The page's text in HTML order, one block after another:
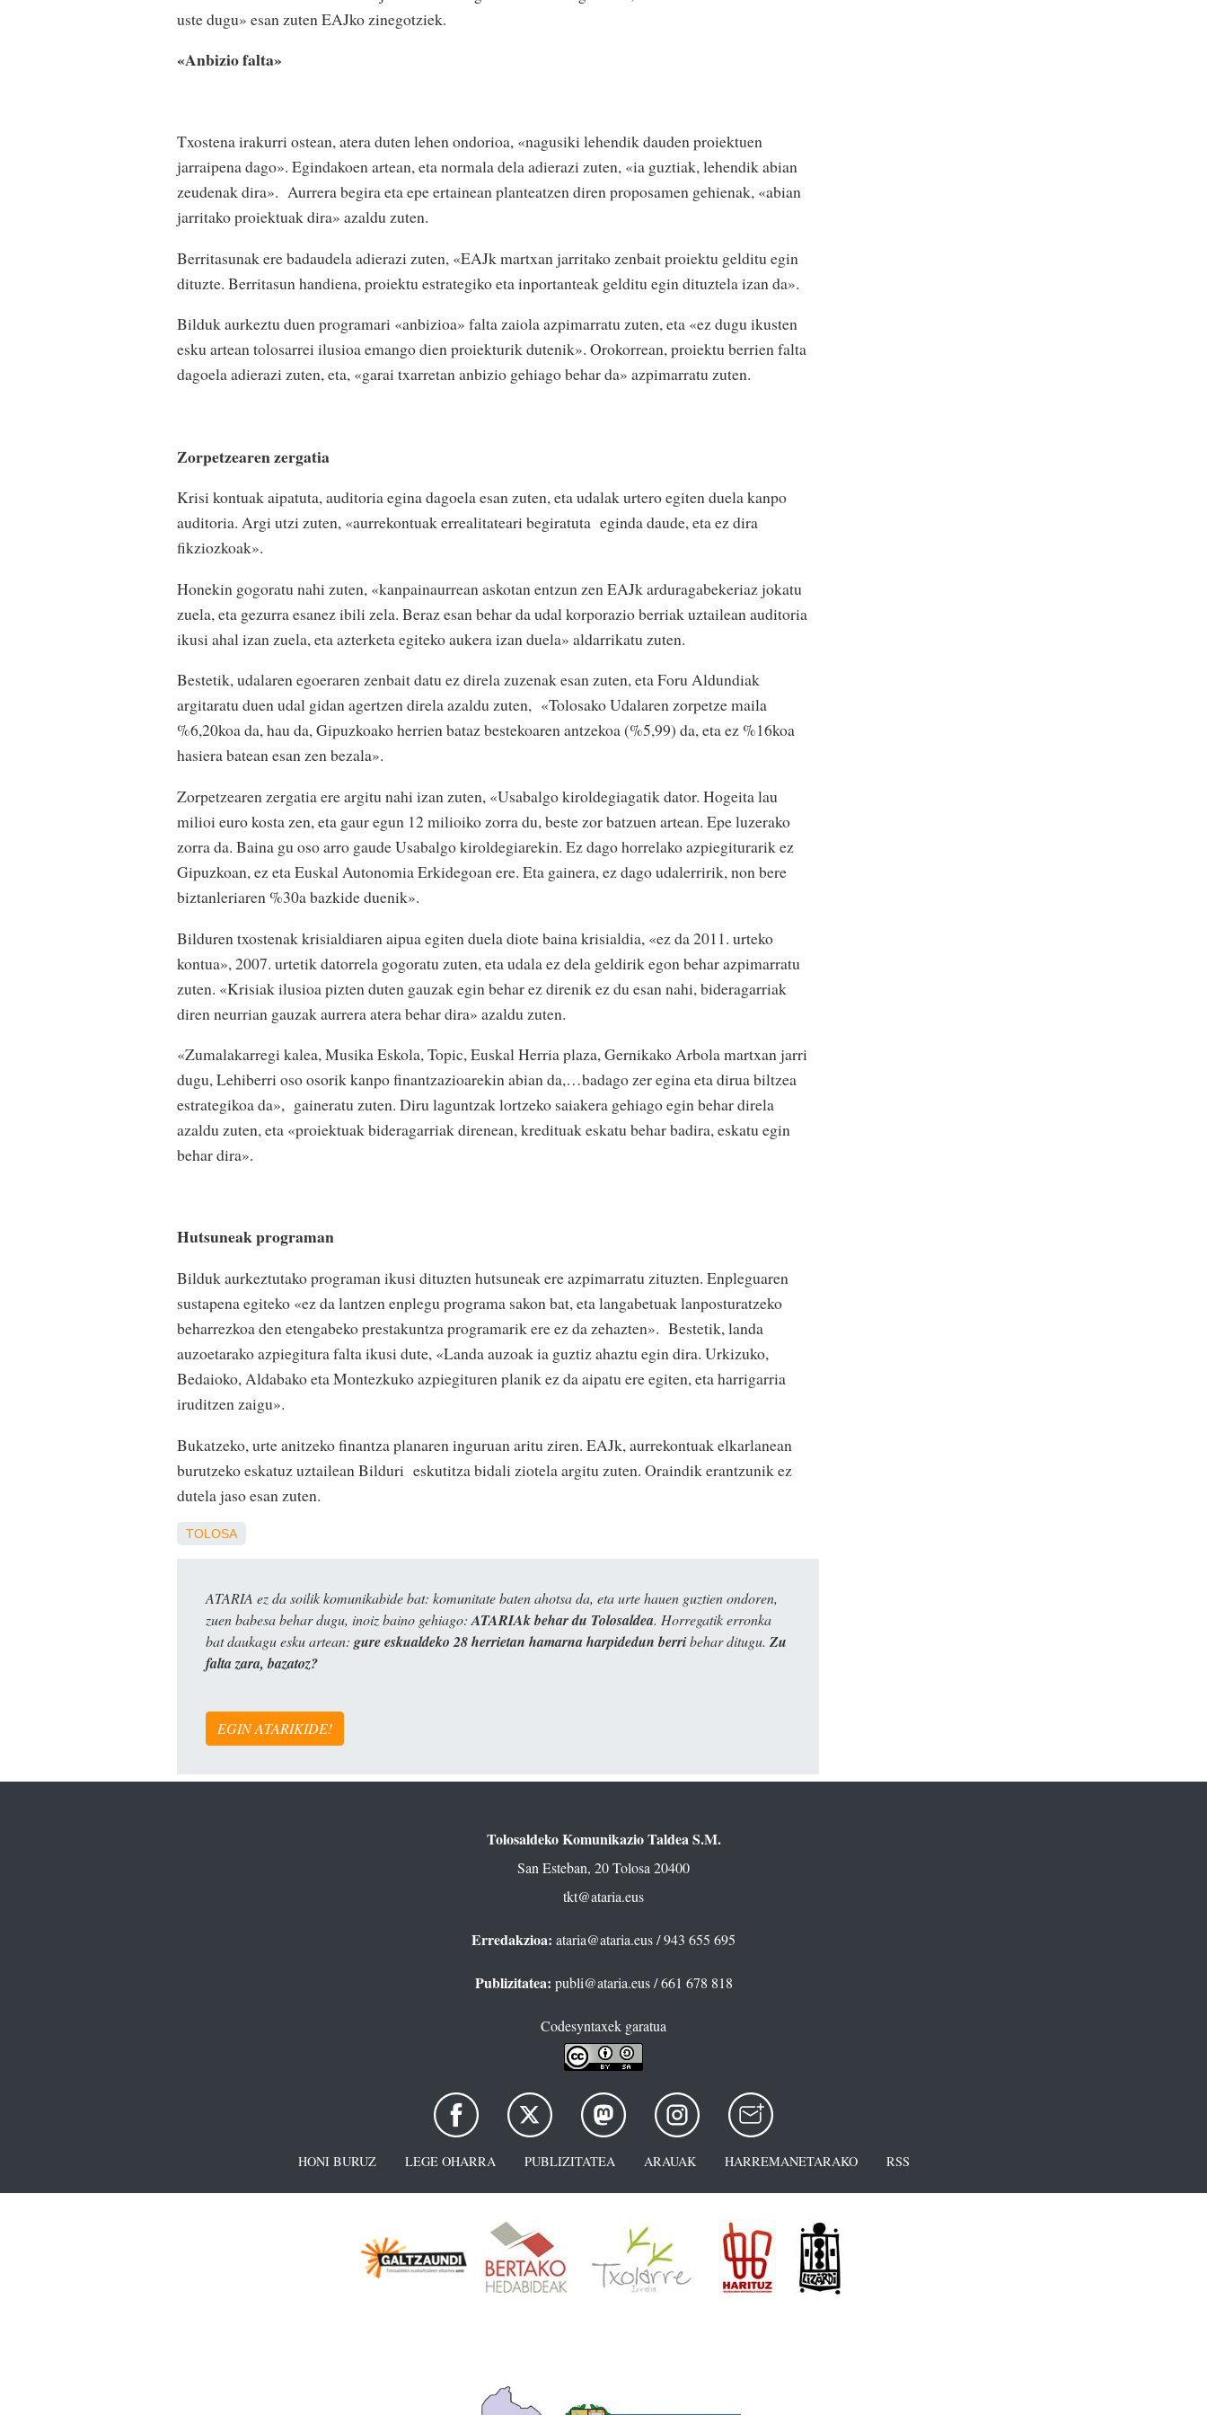
uste dugu» esan zuten EAJko zinegotziek.
«Anbizio falta»
Txostena irakurri ostean, atera duten lehen ondorioa, «nagusiki lehendik dauden proiektuen
jarraipena dago». Egindakoen artean, eta normala dela adierazi zuten, «ia guztiak, lehendik abian
zeudenak dira». Aurrera begira eta epe ertainean planteatzen diren proposamen gehienak, «abian
jarritako proiektuak dira» azaldu zuten.
Berritasunak ere badaudela adierazi zuten, «EAJk martxan jarritako zenbait proiektu gelditu egin
dituzte. Berritasun handiena, proiektu estrategiko eta inportanteak gelditu egin dituztela izan da».
Bilduk aurkeztu duen programari «anbizioa» falta zaiola azpimarratu zuten, eta «ez dugu ikusten
esku artean tolosarrei ilusioa emango dien proiekturik dutenik». Orokorrean, proiektu berrien falta
dagoela adierazi zuten, eta, «garai txarretan anbizio gehiago behar da» azpimarratu zuten.
Zorpetzearen zergatia
Krisi kontuak aipatuta, auditoria egina dagoela esan zuten, eta udalak urtero egiten duela kanpo
auditoria. Argi utzi zuten, «aurrekontuak errealitateari begiratuta eginda daude, eta ez dira
fikziozkoak».
Honekin gogoratu nahi zuten, «kanpainaurrean askotan entzun zen EAJk arduragabekeriaz jokatu
zuela, eta gezurra esanez ibili zela. Beraz esan behar da udal korporazio berriak uztailean auditoria
ikusi ahal izan zuela, eta azterketa egiteko aukera izan duela» aldarrikatu zuten.
Bestetik, udalaren egoeraren zenbait datu ez direla zuzenak esan zuten, eta Foru Aldundiak
argitaratu duen udal gidan agertzen direla azaldu zuten, «Tolosako Udalaren zorpetze maila
%6,20koa da, hau da, Gipuzkoako herrien bataz bestekoaren antzekoa (%5,99) da, eta ez %16koa
hasiera batean esan zen bezala».
Zorpetzearen zergatia ere argitu nahi izan zuten, «Usabalgo kiroldegiagatik dator. Hogeita lau
milioi euro kosta zen, eta gaur egun 12 milioiko zorra du, beste zor batzuen artean. Epe luzerako
zorra da. Baina gu oso arro gaude Usabalgo kiroldegiarekin. Ez dago horrelako azpiegiturarik ez
Gipuzkoan, ez eta Euskal Autonomia Erkidegoan ere. Eta gainera, ez dago udalerririk, non bere
biztanleriaren %30a bazkide duenik».
Bilduren txostenak krisialdiaren aipua egiten duela diote baina krisialdia, «ez da 2011. urteko
kontua», 2007. urtetik datorrela gogoratu zuten, eta udala ez dela geldirik egon behar azpimarratu
zuten. «Krisiak ilusioa pizten duten gauzak egin behar ez direnik ez du esan nahi, bideragarriak
diren neurrian gauzak aurrera atera behar dira» azaldu zuten.
«Zumalakarregi kalea, Musika Eskola, Topic, Euskal Herria plaza, Gernikako Arbola martxan jarri
dugu, Lehiberri oso osorik kanpo finantzazioarekin abian da,…badago zer egina eta dirua biltzea
estrategikoa da», gaineratu zuten. Diru laguntzak lortzeko saiakera gehiago egin behar direla
azaldu zuten, eta «proiektuak bideragarriak direnean, kredituak eskatu behar badira, eskatu egin
behar dira».
Hutsuneak programan
Bilduk aurkeztutako programan ikusi dituzten hutsuneak ere azpimarratu zituzten. Enpleguaren
sustapena egiteko «ez da lantzen enplegu programa sakon bat, eta langabetuak lanposturatzeko
beharrezkoa den etengabeko prestakuntza programarik ere ez da zehazten». Bestetik, landa
auzoetarako azpiegitura falta ikusi dute, «Landa auzoak ia guztiz ahaztu egin dira. Urkizuko,
Bedaioko, Aldabako eta Montezkuko azpiegituren planik ez da aipatu ere egiten, eta harrigarria
iruditzen zaigu».
Bukatzeko, urte anitzeko finantza planaren inguruan aritu ziren. EAJk, aurrekontuak elkarlanean
burutzeko eskatuz uztailean Bilduri eskutitza bidali ziotela argitu zuten. Oraindik erantzunik ez
dutela jaso esan zuten.
TOLOSA
ATARIA ez da soilik komunikabide bat: komunitate baten ahotsa da, eta urte hauen guztien ondoren,
zuen babesa behar dugu, inoiz baino gehiago:ATARIAk behar du Tolosaldea. Horregatik erronka
bat daukagu esku artean: gure eskualdeko 28 herrietan hamarna harpidedun berribehar ditugu. Zu
falta zara, bazatoz?
EGIN ATARIKIDE!
Tolosaldeko Komunikazio Taldea S.M.
San Esteban, 20 Tolosa 20400
tkt@ataria.eus
Erredakzioa: ataria@ataria.eus/ 943 655 695
Publizitatea: publi@ataria.eus/ 661 678 818
Codesyntaxek garatua
HONI BURUZ LEGE OHARRA PUBLIZITATEA ARAUAK HARREMANETARAKO RSS